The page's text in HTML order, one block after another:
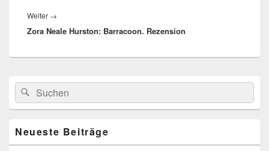
Weiter →
Beitrag:
Zora Neale Hurston: Barracoon. Rezension
Primärer
Seitenleisten
Widget-
Bereich
Suche
nach:
Suchen
Neueste Beiträge